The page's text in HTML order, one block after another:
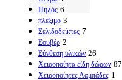
Πηλός 6
πλέξιμο 3
Σελιδοδείκτες 7
Σουβέρ 2
Σύνθεση υλικών 26
Χειροποίητα είδη δώρων 87
Χειροποίητες Λαμπάδες 1